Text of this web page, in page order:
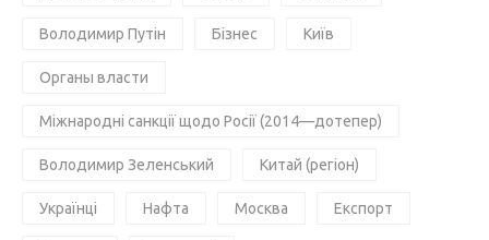
Володимир Путін Бізнес Київ
Органы власти
Міжнародні санкції щодо Росії (2014—дотепер)
Володимир Зеленський Китай (регіон)
Українці Нафта Москва Експорт